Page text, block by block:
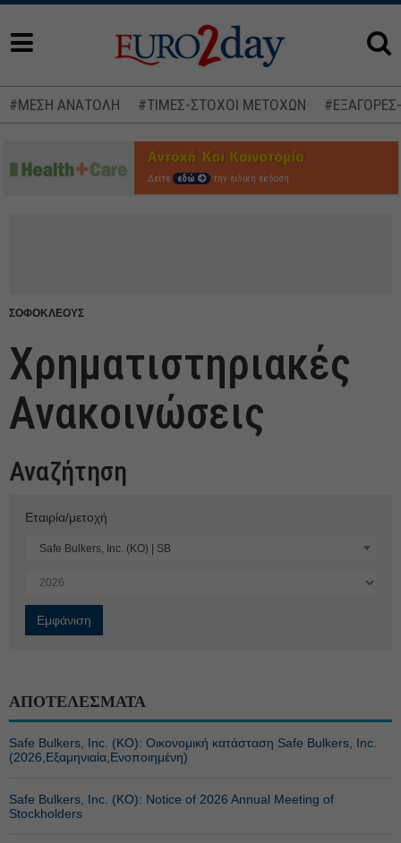
#ΜΕΣΗ ΑΝΑΤΟΛΗ #ΤΙΜΕΣ-ΣΤΟΧΟΙ ΜΕΤΟΧΩΝ
Δείτε εδώ την ειδική έκδοση
ΣΟΦΟΚΛΕΟΥΣ
Χρηματιστηριακές
Ανακοινώσεις
Αναζήτηση
Εταιρία/μετοχή
Safe Bulkers, Inc. (ΚΟ) | SB
ΑΠΟΤΕΛΕΣΜΑΤΑ
Safe Bulkers, Inc. (ΚΟ): Οικονομική κατάσταση Safe Bulkers, Inc.
(2026,Εξαμηνιαία,Ενοποιημένη)
Safe Bulkers, Inc. (ΚΟ): Notice of 2026 Annual Meeting of
Stockholders